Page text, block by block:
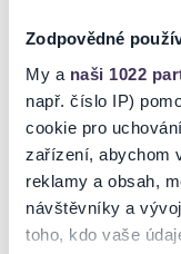
Zodpovědné
My a naši 1022
např. číslo IP)
cookie pro
zařízení, abychom
reklamy a obsah,
návštěvníky a
toho, kdo vaše
na refundáciu a vyplniť
V prípade, ak si klient
aby si na stránke
pri zakúpení
konto aktivovať
vstupenky zaslané
Ticketportal SK s.r.o.,
Osobitné podmienky
úhrady vstupného: